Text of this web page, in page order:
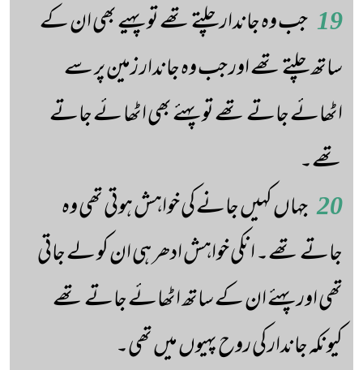
19 جب وہ جاندار چلتے تھے تو پہیے بھی ان کے
ساتھ چلتے تھے اور جب وہ جاندار زمین پر سے
اٹھائے جاتے تھے تو پہئے بھی اٹھا ئے جاتے
تھے۔
20 جہاں کہیں جانے کی خواہش ہوتی تھی وہ
جاتے تھے۔ انکی خواہش ادھر ہی ان کو لے جاتی
تھی اور پہئے ان کے ساتھ اٹھائے جاتے تھے
کیونکہ جاندار کی روح پہیوں میں تھی۔